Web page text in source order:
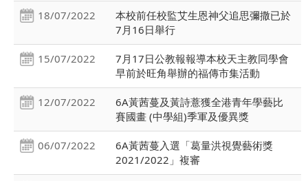
18/07/2022
本校前任校監艾生恩神父追思彌撒已於
7月16日舉行
15/07/2022
7月17日公教報報導本校天主教同學會
早前於旺角舉辦的福傳市集活動
12/07/2022
6A黃茜蔓及黃詩薏獲全港青年學藝比
賽國畫 (中學組)季軍及優異獎
06/07/2022
6A黃茜蔓入選「葛量洪視覺藝術獎
2021/2022」複審